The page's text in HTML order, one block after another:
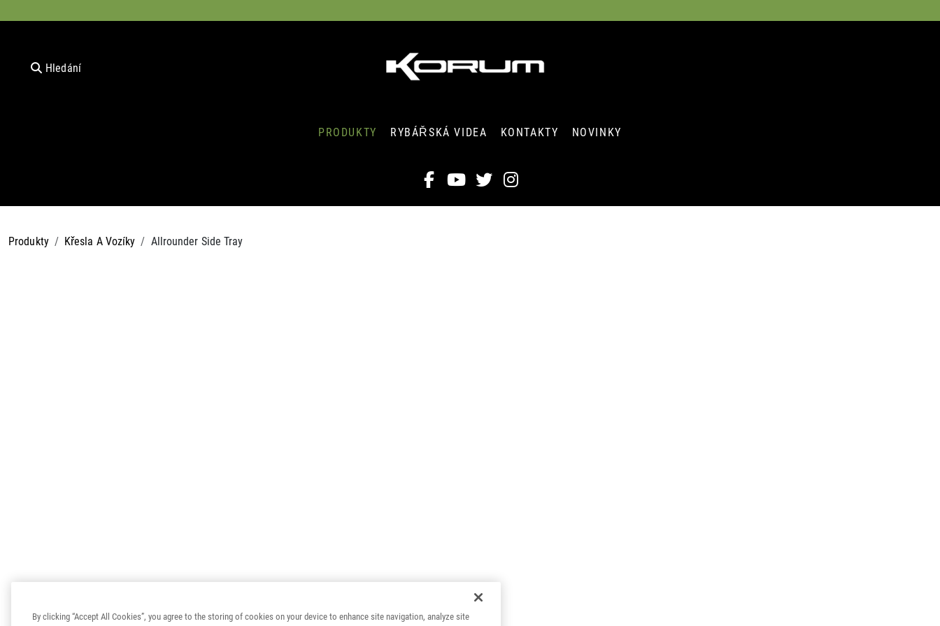
Hledání
PRODUKTY RYBÁŘSKÁ VIDEA KONTAKTY NOVINKY
Produkty Křesla A Vozíky Allrounder Side Tray
By clicking “Accept All Cookies”, you agree to the storing of cookies on your device to enhance site navigation, analyze site